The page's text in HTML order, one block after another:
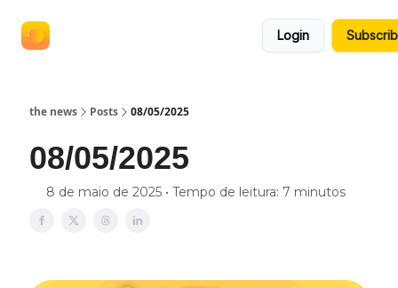
Login
the news Posts 08/05/2025
08/05/2025
8 de maio de 2025 • Tempo de leitura: 7 minutos